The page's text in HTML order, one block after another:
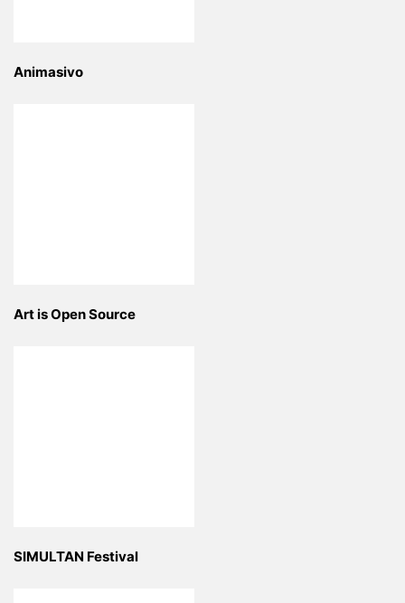
Animasivo
Art is Open Source
SIMULTAN Festival